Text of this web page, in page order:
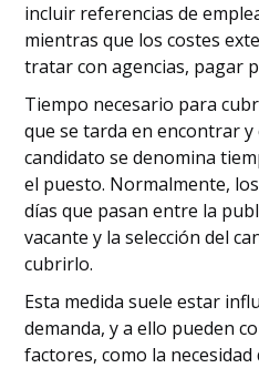
incluir referencias de
mientras que los costes
tratar con agencias, pagar
Tiempo necesario para
que se tarda en encontrar
candidato se denomina
el puesto. Normalmente,
días que pasan entre la
vacante y la selección del
cubrirlo.
Esta medida suele estar
demanda, y a ello pueden
factores, como la